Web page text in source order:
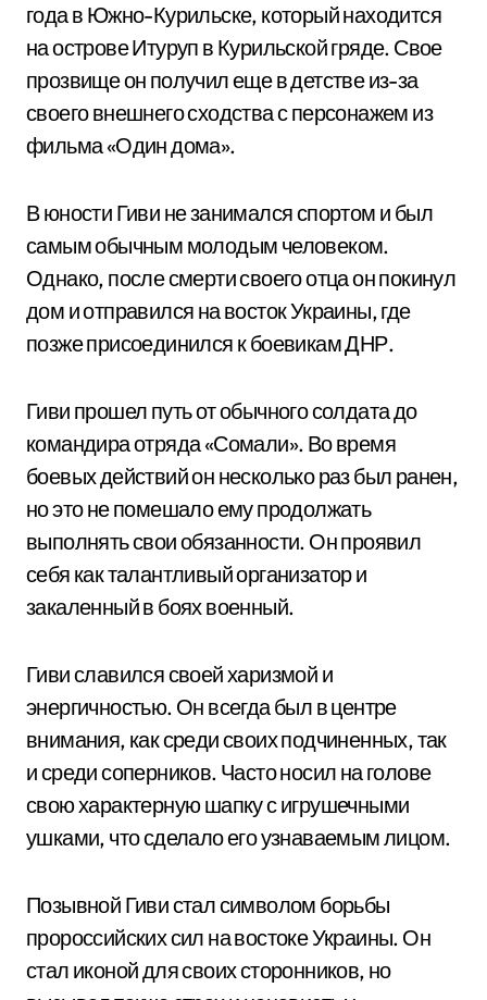
года в Южно-Курильске, который находится
на острове Итуруп в Курильской гряде. Свое
прозвище он получил еще в детстве из-за
своего внешнего сходства с персонажем из
фильма «Один дома».
В юности Гиви не занимался спортом и был
самым обычным молодым человеком.
Однако, после смерти своего отца он покинул
дом и отправился на восток Украины, где
позже присоединился к боевикам ДНР.
Гиви прошел путь от обычного солдата до
командира отряда «Сомали». Во время
боевых действий он несколько раз был ранен,
но это не помешало ему продолжать
выполнять свои обязанности. Он проявил
себя как талантливый организатор и
закаленный в боях военный.
Гиви славился своей харизмой и
энергичностью. Он всегда был в центре
внимания, как среди своих подчиненных, так
и среди соперников. Часто носил на голове
свою характерную шапку с игрушечными
ушками, что сделало его узнаваемым лицом.
Позывной Гиви стал символом борьбы
пророссийских сил на востоке Украины. Он
стал иконой для своих сторонников, но